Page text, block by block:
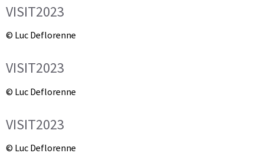
VISIT2023
© Luc Deflorenne
VISIT2023
© Luc Deflorenne
VISIT2023
© Luc Deflorenne